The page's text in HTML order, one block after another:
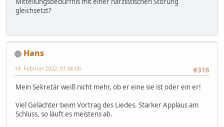
gleichsetzt?
Hans
#316
19. Februar 2022, 01:06:06
Mein Sekretär weiß nicht mehr, ob er eine sie ist oder ein er!
Viel Gelächter beim Vortrag des Liedes. Starker Applaus am
Schluss, so läuft es meistens ab.